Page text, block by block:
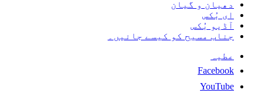
دھیان و گیان
ای بُکس
آڈیو بُکس
جناب مسیح کو کیسے جانیں۔
عطیہ
Facebook
YouTube